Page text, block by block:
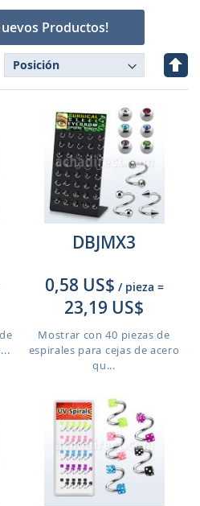
Productos!
Fijar
DBJMX3
0,58 US$ / pieza =
23,19 US$
Mostrar con 40 piezas de
espirales para cejas de acero
qu...